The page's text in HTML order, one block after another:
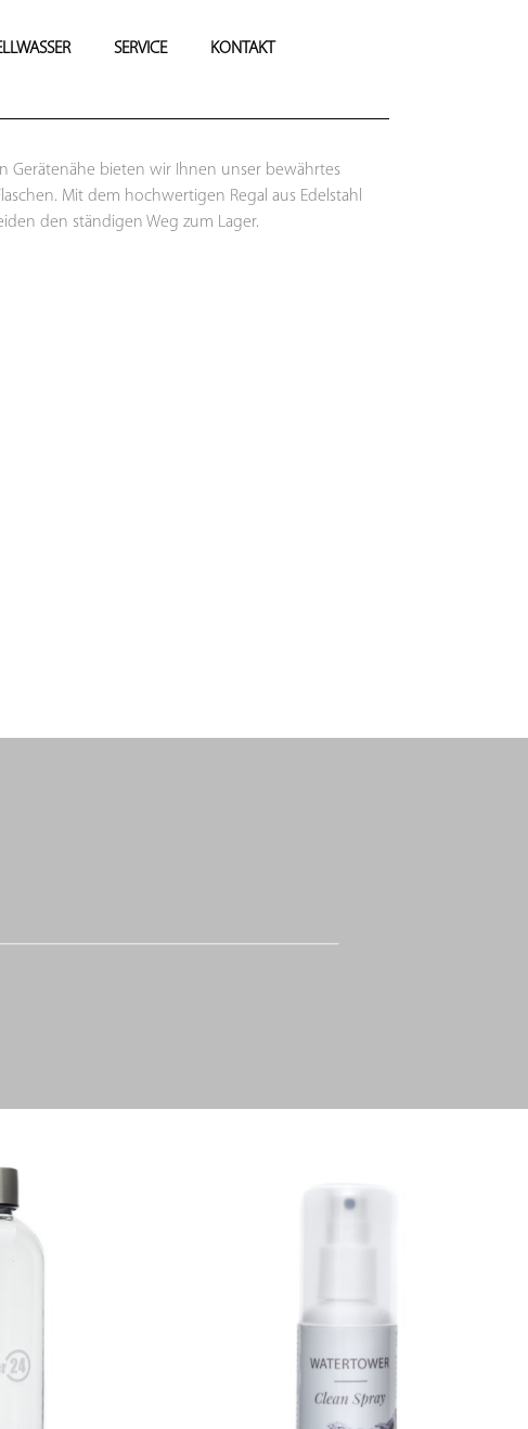
SERVICE KONTAKT
Gerätenähe bieten wir Ihnen unser bewährtes
Mit dem hochwertigen Regal aus Edelstahl
den ständigen Weg zum Lager.